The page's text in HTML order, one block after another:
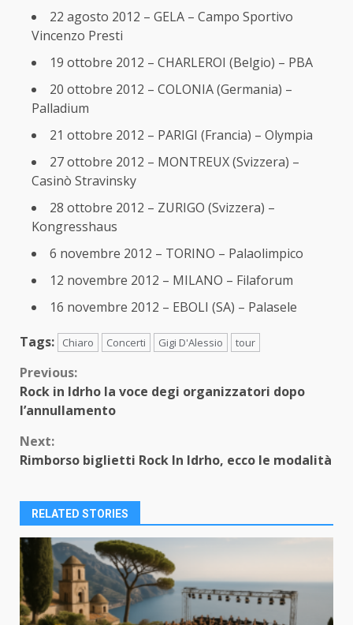
22 agosto 2012 – GELA – Campo Sportivo
Vincenzo Presti
19 ottobre 2012 – CHARLEROI (Belgio) – PBA
20 ottobre 2012 – COLONIA (Germania) –
Palladium
21 ottobre 2012 – PARIGI (Francia) – Olympia
27 ottobre 2012 – MONTREUX (Svizzera) –
Casinò Stravinsky
28 ottobre 2012 – ZURIGO (Svizzera) –
Kongresshaus
6 novembre 2012 – TORINO – Palaolimpico
12 novembre 2012 – MILANO – Filaforum
16 novembre 2012 – EBOLI (SA) – Palasele
Tags:
Chiaro Concerti Gigi D'Alessio tour
Continue
Reading
Previous:
Rock in Idrho la voce degi organizzatori dopo
l’annullamento
Next:
Rimborso biglietti Rock In Idrho, ecco le modalità
RELATED STORIES